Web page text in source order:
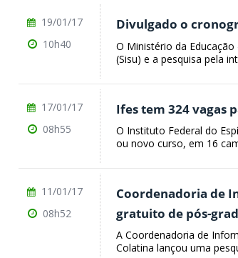
Divulgado o
O Ministério da
(Sisu) e a pesquisa pela
19/01/17
10h40
Ifes tem 324 vagas
O Instituto Federal do
ou novo curso, em 16
17/01/17
08h55
Coordenadoria de
gratuito de pós-
A Coordenadoria de
Colatina lançou uma
11/01/17
08h52